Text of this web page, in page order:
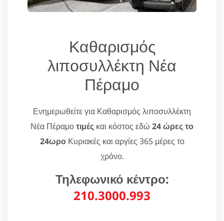
Καθαρισμός
λιποσυλλέκτη Νέα
Πέραμο
Ενημερωθείτε για Καθαρισμός λιποσυλλέκτη
Νέα Πέραμοτιμές και κόστος εδώ 24 ώρες το
24ωροΚυριακές και αργίες 365 μέρες το
χρόνο.
Τηλεφωνικό κέντρο:
210.3000.993